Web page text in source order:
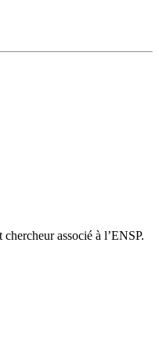
associé à l’ENSP.